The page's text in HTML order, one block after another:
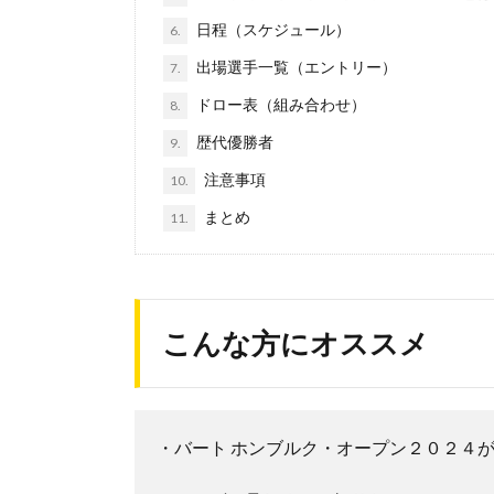
6. 日程（スケジュール）
7. 出場選手一覧（エントリー）
8. ドロー表（組み合わせ）
9. 歴代優勝者
10. 注意事項
11. まとめ
こんな方にオススメ
・バート ホンブルク・オープン２０２４